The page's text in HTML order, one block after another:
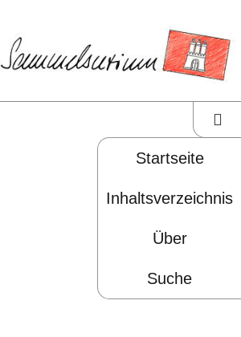
|
Startseite
Inhaltsverzeichnis
Über
Suche